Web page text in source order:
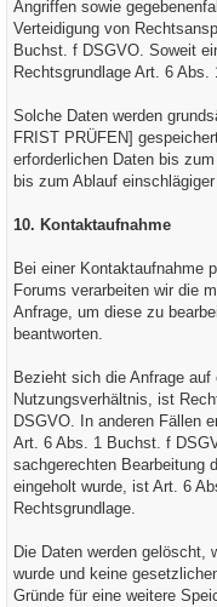
Angriffen sowie
Verteidigung von
Buchst. f DSGVO. Soweit
Rechtsgrundlage Art. 6
Solche Daten werden
FRIST PRÜFEN]
erforderlichen Daten bis
bis zum Ablauf
10. Kontaktaufnahme
Bei einer Kontaktaufnahme
Forums verarbeiten wir die
Anfrage, um diese zu
beantworten.
Bezieht sich die Anfrage
Nutzungsverhältnis, ist
DSGVO. In anderen Fällen
Art. 6 Abs. 1 Buchst. f
sachgerechten Bearbeitung
eingeholt wurde, ist Art. 6
Rechtsgrundlage.
Die Daten werden gelöscht,
wurde und keine
Gründe für eine weitere